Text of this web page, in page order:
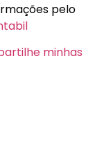
pelo
minhas